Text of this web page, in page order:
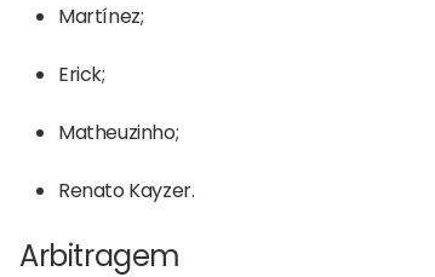
Martínez;
Erick;
Matheuzinho;
Renato Kayzer.
Arbitragem